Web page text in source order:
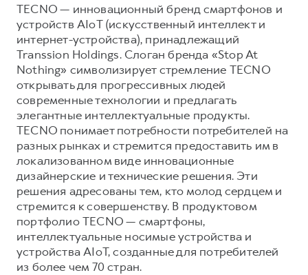
TECNO — инновационный бренд смартфонов и
устройств AIoT (искусственный интеллект и
интернет-устройства), принадлежащий
Transsion Holdings. Слоган бренда «Stop At
Nothing» символизирует стремление TECNO
открывать для прогрессивных людей
современные технологии и предлагать
элегантные интеллектуальные продукты.
TECNO понимает потребности потребителей на
разных рынках и стремится предоставить им в
локализованном виде инновационные
дизайнерские и технические решения. Эти
решения адресованы тем, кто молод сердцем и
стремится к совершенству. В продуктовом
портфолио TECNO — смартфоны,
интеллектуальные носимые устройства и
устройства AIoT, созданные для потребителей
из более чем 70 стран.